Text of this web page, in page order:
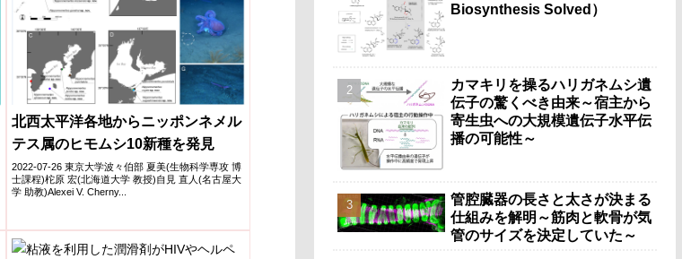
北西太平洋各地からニッポンネメル
テス属のヒモムシ10新種を発見
2022-07-26 東京大学波々伯部 夏美(生物科学専攻 博
士課程)柁原 宏(北海道大学 教授)自見 直人(名古屋大
学 助教)Alexei V. Cherny...
Biosynthesis Solved）
カマキリを操るハリガネムシ遺
伝子の驚くべき由来～宿主から
寄生虫への大規模遺伝子水平伝
播の可能性～
管腔臓器の長さと太さが決まる
仕組みを解明～筋肉と軟骨が気
管のサイズを決定していた～